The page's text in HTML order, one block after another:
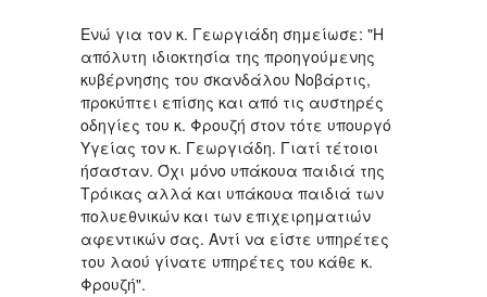
Ενώ για τον κ. Γεωργιάδη σημείωσε: "Η
απόλυτη ιδιοκτησία της προηγούμενης
κυβέρνησης του σκανδάλου Νοβάρτις,
προκύπτει επίσης και από τις αυστηρές
οδηγίες του κ. Φρουζή στον τότε υπουργό
Υγείας τον κ. Γεωργιάδη. Γιατί τέτοιοι
ήσασταν. Όχι μόνο υπάκουα παιδιά της
Τρόικας αλλά και υπάκουα παιδιά των
πολυεθνικών και των επιχειρηματιών
αφεντικών σας. Αντί να είστε υπηρέτες
του λαού γίνατε υπηρέτες του κάθε κ.
Φρουζή".